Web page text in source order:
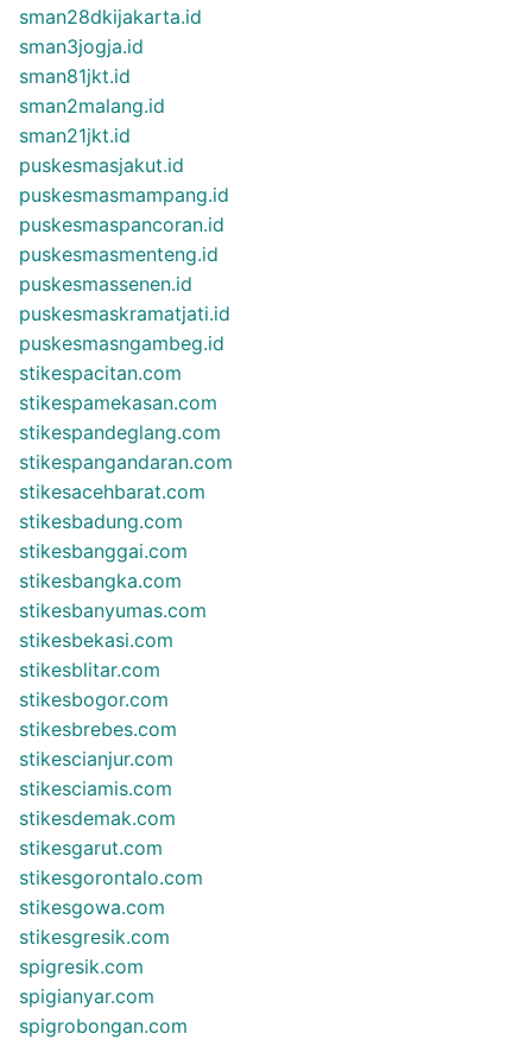
sman28dkijakarta.id
sman3jogja.id
sman81jkt.id
sman2malang.id
sman21jkt.id
puskesmasjakut.id
puskesmasmampang.id
puskesmaspancoran.id
puskesmasmenteng.id
puskesmassenen.id
puskesmaskramatjati.id
puskesmasngambeg.id
stikespacitan.com
stikespamekasan.com
stikespandeglang.com
stikespangandaran.com
stikesacehbarat.com
stikesbadung.com
stikesbanggai.com
stikesbangka.com
stikesbanyumas.com
stikesbekasi.com
stikesblitar.com
stikesbogor.com
stikesbrebes.com
stikescianjur.com
stikesciamis.com
stikesdemak.com
stikesgarut.com
stikesgorontalo.com
stikesgowa.com
stikesgresik.com
spigresik.com
spigianyar.com
spigrobongan.com